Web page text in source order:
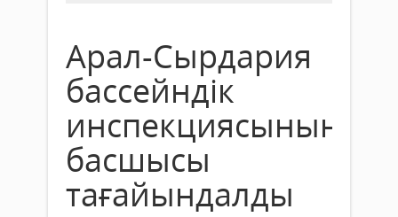
Арал-Сырдария
бассейндік
инспекциясының
басшысы
тағайындалды